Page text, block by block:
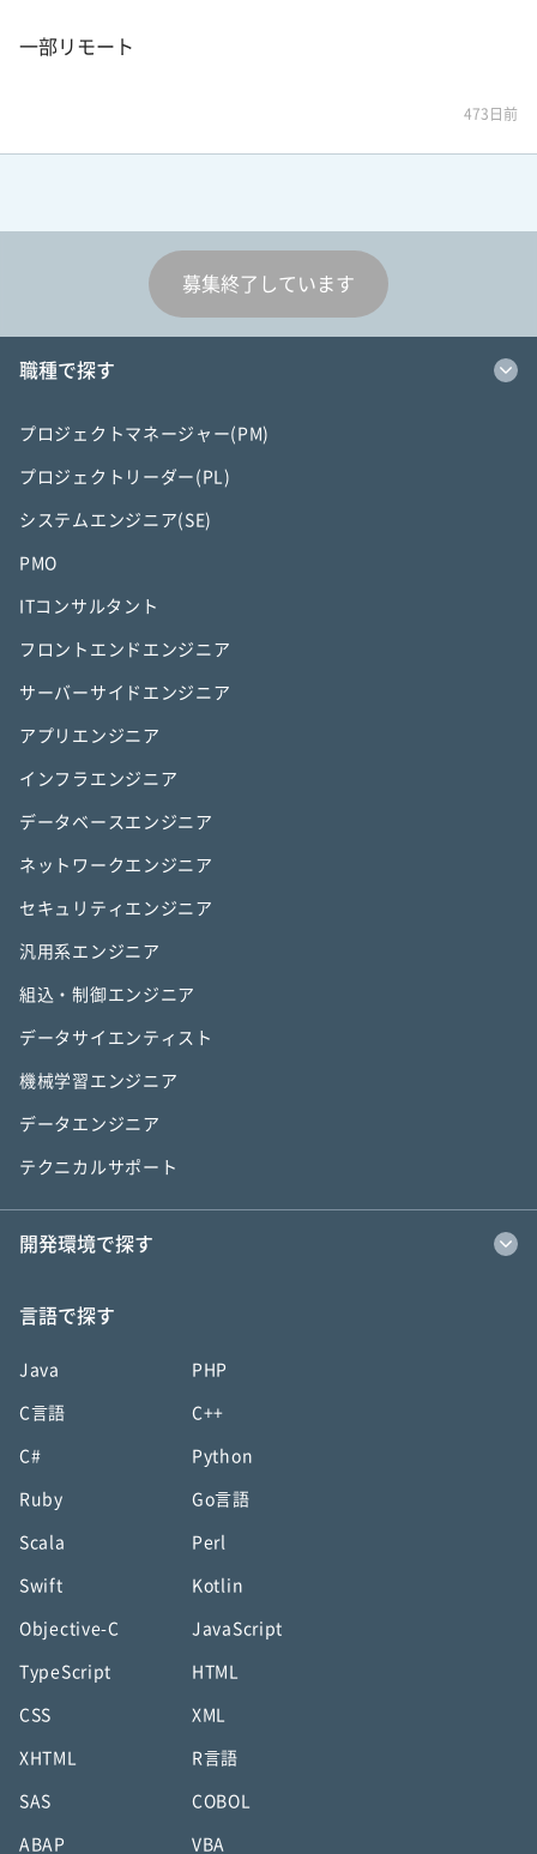
一部リモート
473日前
募集終了しています
職種で探す
プロジェクトマネージャー(PM)
プロジェクトリーダー(PL)
システムエンジニア(SE)
PMO
ITコンサルタント
フロントエンドエンジニア
サーバーサイドエンジニア
アプリエンジニア
インフラエンジニア
データベースエンジニア
ネットワークエンジニア
セキュリティエンジニア
汎用系エンジニア
組込・制御エンジニア
データサイエンティスト
機械学習エンジニア
データエンジニア
テクニカルサポート
開発環境で探す
言語で探す
Java PHP
C言語 C++
C# Python
Ruby Go言語
Scala Perl
Swift Kotlin
Objective-C JavaScript
TypeScript HTML
CSS XML
XHTML R言語
SAS COBOL
ABAP VBA